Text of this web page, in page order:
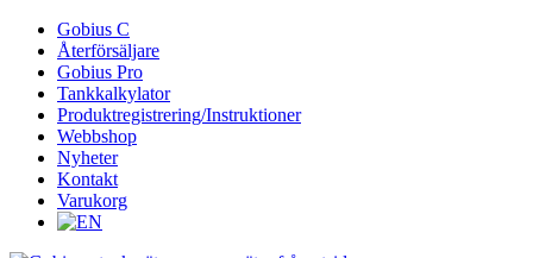
vidare
innehåll
Gobius C
Återförsäljare
Gobius Pro
Tankkalkylator
Produktregistrering/Instruktioner
Webbshop
Nyheter
Kontakt
Varukorg